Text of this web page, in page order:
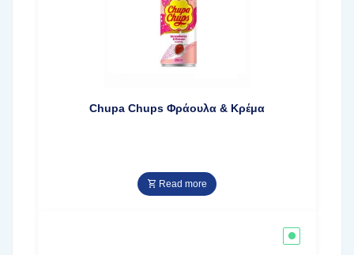
Chupa Chups Φράουλα & Κρέμα
Read more